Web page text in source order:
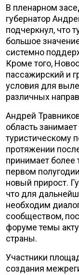
В пленарном
губернатор
подчеркнул, что
большое
системно
Кроме того,
пассажирский и
условия для
различных
Андрей
область
туристическому
протяжении
принимает более
первом
новый прирост.
что для
необходим
сообществом,
форуме темы
страны.
Участники
создания